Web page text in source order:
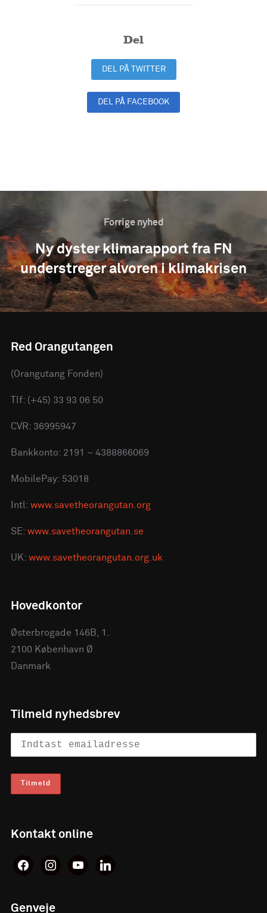
Del
DEL PÅ TWITTER
DEL PÅ FACEBOOK
Forrige nyhed
Ny dyster klimarapport fra FN
understreger alvoren i klimakrisen
Red Orangutangen
(Orangutang Fonden)
Tlf: (+45) 33 93 06 50
CVR: 36995947
Bankkonto: 2191 – 4388866069
MobilePay: 53018
Intl: www.savetheorangutan.org
SE: www.savetheorangutan.se
UK: www.savetheorangutan.org.uk
Hovedkontor
Østerbrogade 146B, 1.
2100 København Ø
Danmark
Tilmeld nyhedsbrev
Kontakt online
facebookinstagramyoutubelinkedin
Genveje